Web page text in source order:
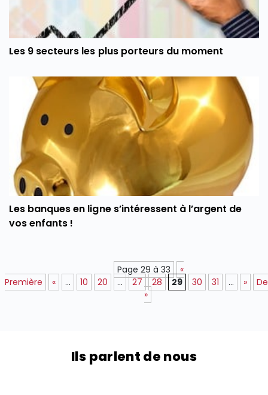
Les 9 secteurs les plus porteurs du moment
Les banques en ligne s’intéressent à l’argent de
vos enfants !
Page 29 à 33
«
Première
« ... 10 20 ... 27 28 29 30 31 ... »
»
Ils parlent de nous